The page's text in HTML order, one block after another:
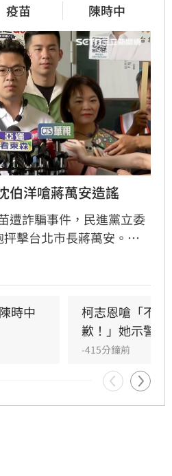
疫苗 陳時中
伯洋嗆蔣萬安造謠
遭詐騙事件，民進黨立委
擊台北市長蔣萬安。沈
曾任衛環委員會召委並召
蔣萬安身為當時的召委，
抹黑防疫團隊的行為出面
閃避。
時中
柯志恩嗆「不
歉！」她示警1
-415分鐘前